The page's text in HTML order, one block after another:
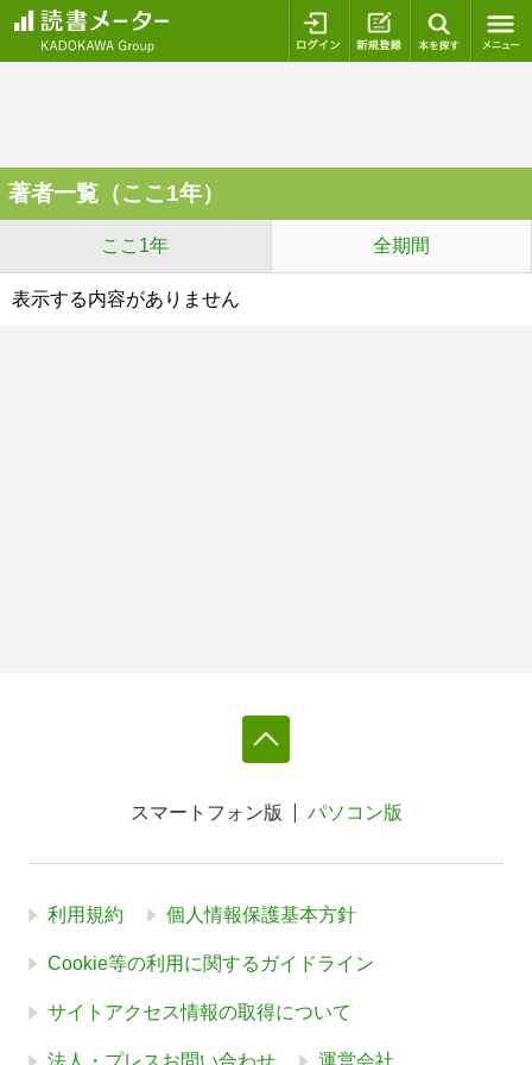
ログイン 新規登録
著者一覧（ここ1年）
ここ1年 全期間
表示する内容がありません
スマートフォン版 パソコン版
利用規約 個人情報保護基本方針
Cookie等の利用に関するガイドライン
サイトアクセス情報の取得について
法人・プレスお問い合わせ 運営会社